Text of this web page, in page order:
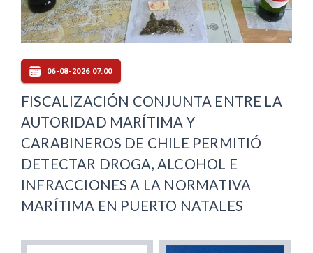
06-08-2026 07:00
FISCALIZACIÓN CONJUNTA ENTRE LA
AUTORIDAD MARÍTIMA Y
CARABINEROS DE CHILE PERMITIÓ
DETECTAR DROGA, ALCOHOL E
INFRACCIONES A LA NORMATIVA
MARÍTIMA EN PUERTO NATALES